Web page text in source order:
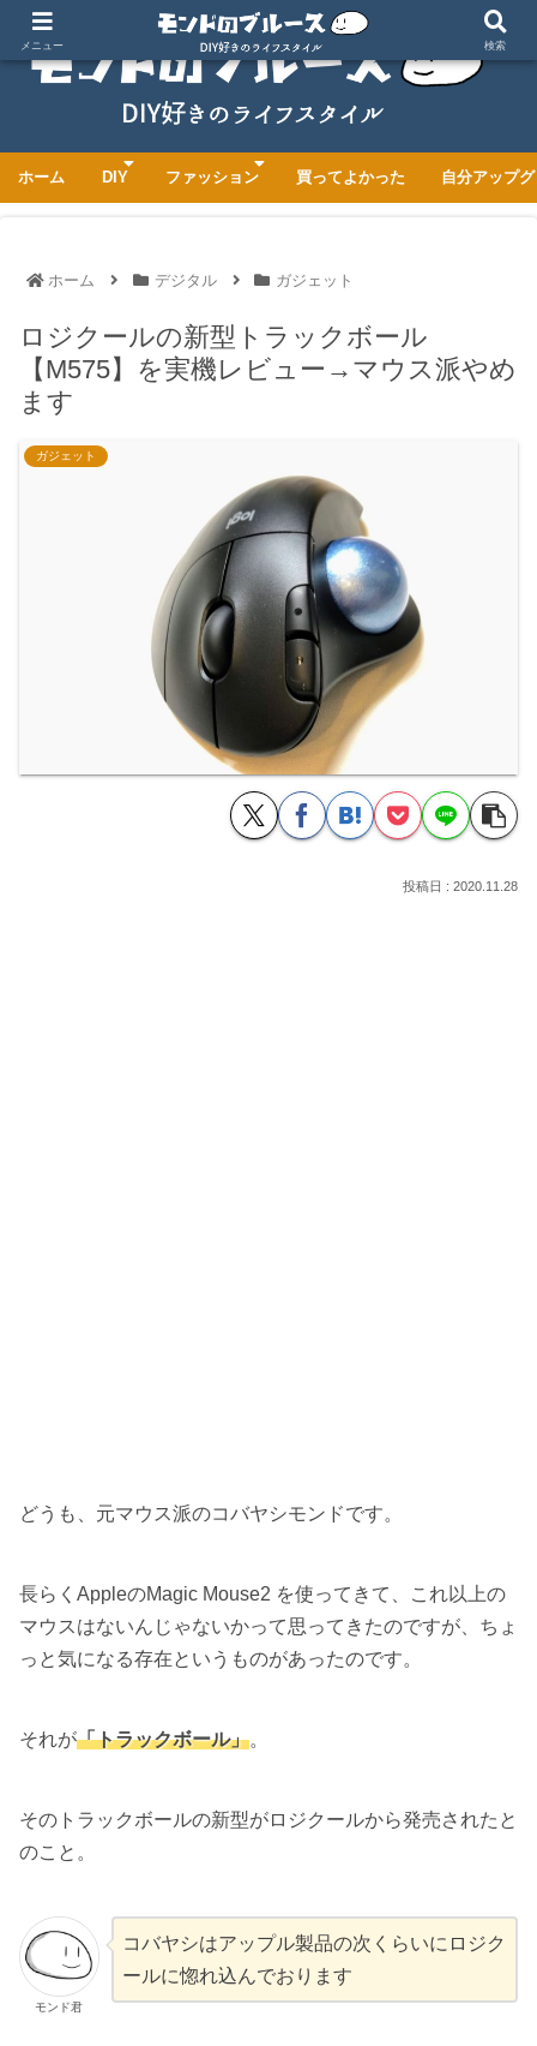
ホーム DIY ファッション 買ってよかった 自分アップ
ホーム デジタル ガジェット
ロジクールの新型トラックボール
【M575】を実機レビュー→マウス派やめ
ます
ガジェット
2020.11.28
どうも、元マウス派のコバヤシモンドです。
長らくAppleのMagic Mouse2 を使ってきて、これ以上の
マウスはないんじゃないかって思ってきたのですが、ちょ
っと気になる存在というものがあったのです。
それが「トラックボール」。
そのトラックボールの新型がロジクールから発売されたと
のこと。
モンド君
コバヤシはアップル製品の次くらいにロジク
ールに惚れ込んでおります
メニュー 検索